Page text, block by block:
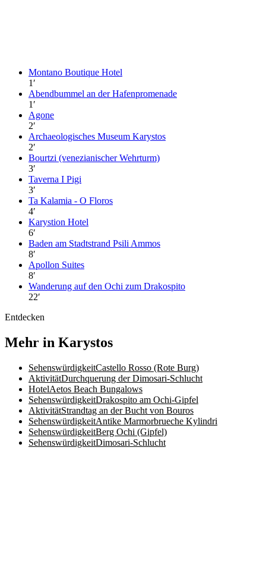
Montano Boutique Hotel
1′
Abendbummel an der Hafenpromenade
1′
Agone
2′
Archaeologisches Museum Karystos
2′
Bourtzi (venezianischer Wehrturm)
3′
Taverna I Pigi
3′
Ta Kalamia - O Floros
4′
Karystion Hotel
6′
Baden am Stadtstrand Psili Ammos
8′
Apollon Suites
8′
Wanderung auf den Ochi zum Drakospito
22′
Entdecken
Mehr in Karystos
SehenswürdigkeitCastello Rosso (Rote Burg)
AktivitätDurchquerung der Dimosari-Schlucht
HotelAetos Beach Bungalows
SehenswürdigkeitDrakospito am Ochi-Gipfel
AktivitätStrandtag an der Bucht von Bouros
SehenswürdigkeitAntike Marmorbrueche Kylindri
SehenswürdigkeitBerg Ochi (Gipfel)
SehenswürdigkeitDimosari-Schlucht